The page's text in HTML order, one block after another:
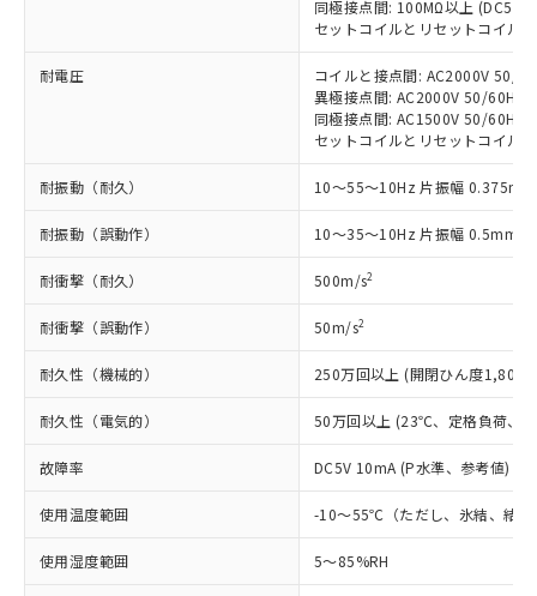
同極接点間: 100MΩ以上
セットコイルとリセットコイル
耐電圧
コイルと接点間: AC2000V 50/
異極接点間: AC2000V 50/60Hz
同極接点間: AC1500V 50/60Hz
セットコイルとリセットコイル
耐振動（耐久） 10～55～10Hz 片振幅
耐振動（誤動作） 10～35～10Hz 片振幅 0.5mm (
耐衝撃（耐久） 500m/s2
耐衝撃（誤動作） 50m/s2
耐久性（機械的） 250万回以上 (開閉ひん度1,800
耐久性（電気的） 50万回以上 (23℃、定格負荷、
故障率 DC5V 10mA (P水準、参考値) (
使用温度範囲 -10～55℃（ただし、氷結、結露
使用湿度範囲 5～85%RH
タに基づき作成されるものであり、閲
覧された時点での実際の在庫および標
準価格とは異なる場合があることをご
正式な納期状況および標準価格はお客
様のお取引先、またはお客様担当のオ
ムロン制御機器販売店・当社販売員に
オムロン制御機器販売店や当社販売拠
販売ネットワーク
」をご確認
在庫状況および標準価格結果を当社の
事前の承諾なく第三者に漏洩または開
示しないようお願いします。
マイパーツ機能（部品リスト作成サー
ビス）をご利用いただくには、I-Web
メンバーズにご登録されている必要が
お客様が当ウェブサイト上で当社にご
登録された部品リストについて、当社
および当社の共同利用者が、当社の製
品・サービスに関するお客様との取
引・商談に必要な範囲で利用すること
鉛(Pb) 1000ppm以下、 水銀(Hg) 1000ppm以下、 カド
六価クロム(Cr(Ⅵ)) 1000ppm以下、ポリ臭化ビフェニル
類(PBB) 1000ppm以下、ポリ臭化ジフェニルエーテル類
(PBDE) 1000ppm以下、フタル酸ビス(2-エチルヘキシ
ル) (DEHP)(別名：DOP) 1000ppm以下、フタル酸ブチ
ルベンジル（BBP） 1000ppm以下、フタル酸ジブチル
（DBP） 1000ppm以下、フタル酸ジイソブチル
(DIBP) 1000ppm以下
但し、RoHS指令で産業用監視および制御機器に対する
フタル酸エステル類の４物質については閾値を超える意
※2 対応予定月
部品在庫の切り替え状況などにより、予定
月が前後することがあります。
※3 非含有証明書ダウンロード
とができます。
*中国RoHS10物質の基準値 (GB/T26572)：
Pb(鉛) :1000ppm、 Hg(水銀) : 1000ppm、 Cd(カドミウ
Cr(Ⅵ)(六価クロム) : 1000ppm、 PBBs(ポリ臭化ビフェ
ニル類) : 1000ppm、 PBDEs(ポリ臭化ジフェニルエーテ
DBP(フタル酸ジブチル) : 1000ppm、 DIBP(フタル酸ジ
イソブチル) : 1000ppm、 BBP(フタル酸ブチルベンジ
ル) : 1000ppm、
DEHP(フタル酸ビス(2-エチルヘキシル)) : 1000ppm
※2 環境保護使用期限
「ｅ」：有害物質（10物質）のすべてが基
準値以下であることを示します。
「10」：通常の使用状況下において有害物
質が外部に漏えいし、環境に深刻な影響を
及ぼさない年数を意味します。
「－」：未確認です。当社販売部門へお問
または国外への提供する場合は、日本
国政府の輸出許可(または役務取引許
可)を取得するなどの必要な手続きを
当社は規制貨物を破棄する場合は、完
全に破砕するなど、違法に輸出されな
いよう必要な手段を講じます。
当社は貴社製品を、核兵器、ミサイ
ル、化学兵器、生物兵器またはその他
武器並びにこれらの製造装置等に一切
当社は、貴社製品を第三者に販売する
場合は、上記1、2および3の内容を当
該第三者に通知します。また当社は、
販売先および販売に係わる関係者が違
法に輸出するおそれがある場合は、取
り引きをいたしません。
一定数以上の在庫あり
一定数には満たないが在庫あり
－
在庫なし(最新の在庫状況につ
いては、お客様のお取引先、ま
たはお客様担当のオムロン制御
機器販売店・当社販売員にご確
空
白
受注生産機種、また在庫状況の
情報を公開していない機種